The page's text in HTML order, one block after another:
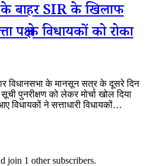
के बाहर SIR के खिलाफ
पक्ष के विधायकों को रोका
विधानसभा के मानसून सत्र के दूसरे दिन
सूची पुनरीक्षण को लेकर मोर्चा खोल दिया
ने सत्ताधारी विधायकों…
join 1 other subscribers.